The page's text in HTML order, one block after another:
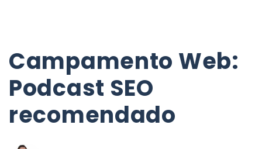
Campamento Web:
Podcast SEO
recomendado